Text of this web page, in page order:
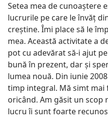
Setea mea de cunoaştere
lucrurile pe care le învăţ
creştine. Îmi place să le
mea. Această activitate a
pot cu adevărat să-i ajut
bună în prezent, dar şi
lumea nouă. Din iunie
timp integral. Mă simt
oricând. Am găsit un scop
lucru îi sunt foarte